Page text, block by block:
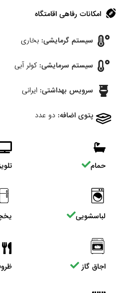
امکانات رفاهی اقامتگاه
سیستم گرمایشی: بخاری
سیستم سرمایشی: کولر آبی
سرویس بهداشتی: ایرانی
پتوی اضافه: دو عدد
حمام
لباسشویی
اجاق گاز